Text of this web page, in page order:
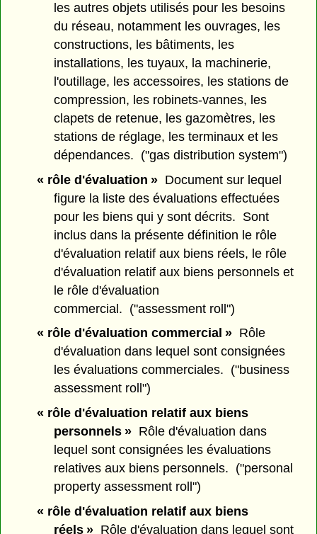
les autres objets utilisés pour les besoins
du réseau, notamment les ouvrages, les
constructions, les bâtiments, les
installations, les tuyaux, la machinerie,
l'outillage, les accessoires, les stations de
compression, les robinets-vannes, les
clapets de retenue, les gazomètres, les
stations de réglage, les terminaux et les
dépendances. ("gas distribution system")
« rôle d'évaluation »Document sur lequel
figure la liste des évaluations effectuées
pour les biens qui y sont décrits. Sont
inclus dans la présente définition le rôle
d'évaluation relatif aux biens réels, le rôle
d'évaluation relatif aux biens personnels et
le rôle d'évaluation
commercial. ("assessment roll")
« rôle d'évaluation commercial »Rôle
d'évaluation dans lequel sont consignées
les évaluations commerciales. ("business
assessment roll")
« rôle d'évaluation relatif aux biens
personnels » Rôle d'évaluation dans
lequel sont consignées les évaluations
relatives aux biens personnels. ("personal
property assessment roll")
« rôle d'évaluation relatif aux biens
réels » Rôle d'évaluation dans lequel sont